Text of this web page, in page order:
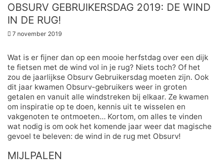
OBSURV GEBRUIKERSDAG 2019: DE WIND
IN DE RUG!
7 november 2019
Wat is er fijner dan op een mooie herfstdag over een dijk
te fietsen met de wind vol in je rug? Niets toch? Of het
zou de jaarlijkse Obsurv Gebruikersdag moeten zijn. Ook
dit jaar kwamen Obsurv-gebruikers weer in groten
getalen en vanuit alle windstreken bij elkaar. Ze kwamen
om inspiratie op te doen, kennis uit te wisselen en
vakgenoten te ontmoeten… Kortom, om alles te vinden
wat nodig is om ook het komende jaar weer dat magische
gevoel te beleven: de wind in de rug met Obsurv!
MIJLPALEN